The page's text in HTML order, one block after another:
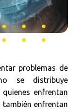
problemas de
se distribuye
enfrentan
enfrentan